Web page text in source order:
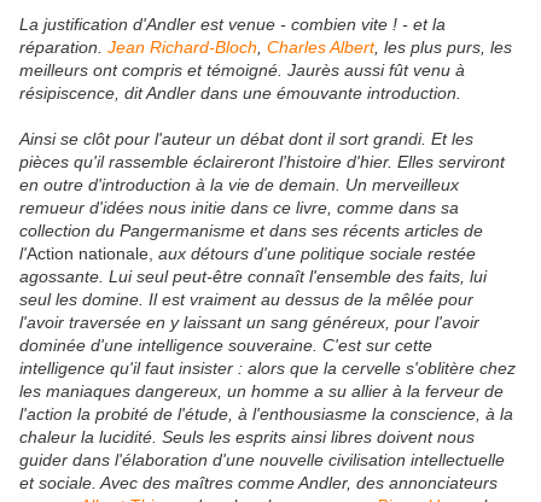
La justification d'Andler est venue - combien vite ! - et la
réparation. Jean Richard-Bloch Charles Albert, les plus purs, les
meilleurs ont compris et témoigné. Jaurès aussi fût venu à
résipiscence, dit Andler dans une émouvante introduction.
Ainsi se clôt pour l'auteur un débat dont il sort grandi. Et les
pièces qu'il rassemble éclaireront l'histoire d'hier. Elles serviront
en outre d'introduction à la vie de demain. Un merveilleux
remueur d'idées nous initie dans ce livre, comme dans sa
collection du Pangermanisme et dans ses récents articles de
l'Action nationale, aux détours d'une politique sociale restée
agossante. Lui seul peut-être connaît l'ensemble des faits, lui
seul les domine. Il est vraiment au dessus de la mêlée pour
l'avoir traversée en y laissant un sang généreux, pour l'avoir
dominée d'une intelligence souveraine. C'est sur cette
intelligence qu'il faut insister : alors que la cervelle s'oblitère chez
les maniaques dangereux, un homme a su allier à la ferveur de
l'action la probité de l'étude, à l'enthousiasme la conscience, à la
chaleur la lucidité. Seuls les esprits ainsi libres doivent nous
guider dans l'élaboration d'une nouvelle civilisation intellectuelle
et sociale. Avec des maîtres comme Andler, des annonciateurs